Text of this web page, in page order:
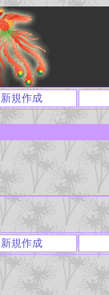
新規作成
新規作成